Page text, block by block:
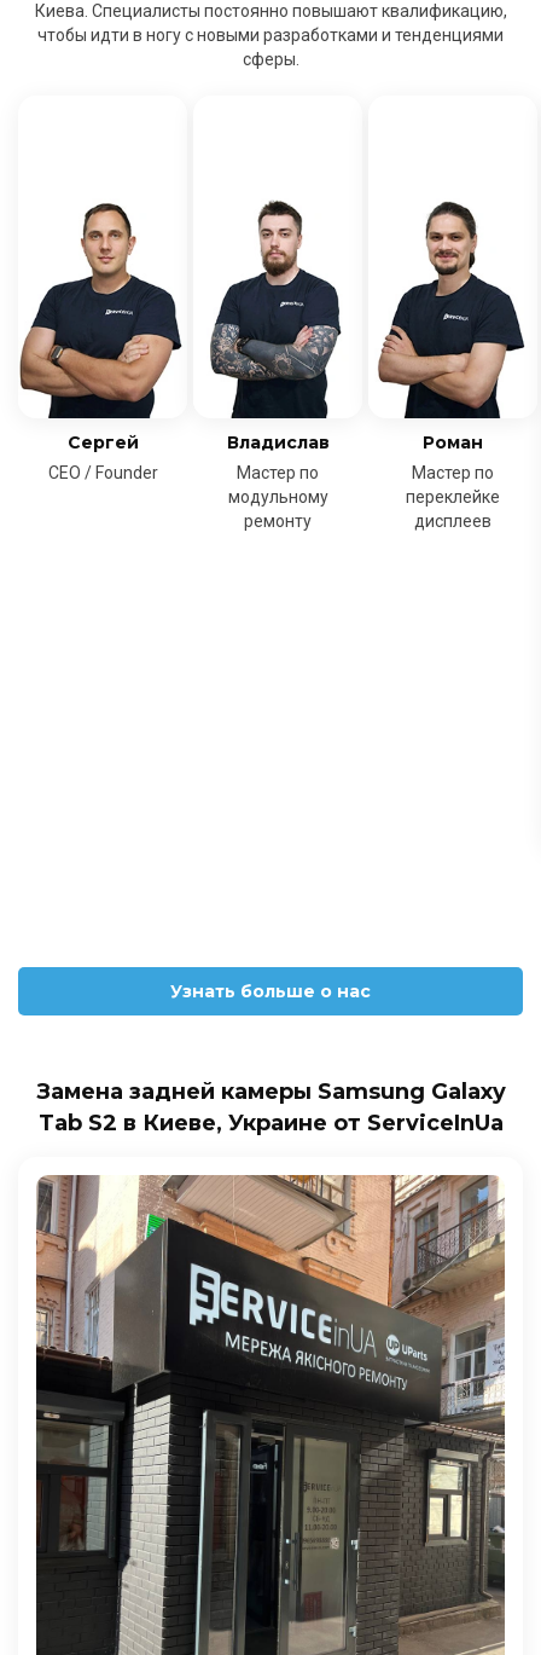
Киева. Специалисты постоянно повышают квалификацию,
чтобы идти в ногу с новыми разработками и тенденциями
сферы.
Сергей
CEO / Founder
Владислав
Мастер по
модульному
ремонту
Роман
Мастер по
переклейке
дисплеев
Узнать больше о нас
Замена задней камеры Samsung Galaxy
Tab S2 в Киеве, Украине от ServiceInUa